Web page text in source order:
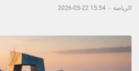
الرياضة -
15:54 22-05-2026